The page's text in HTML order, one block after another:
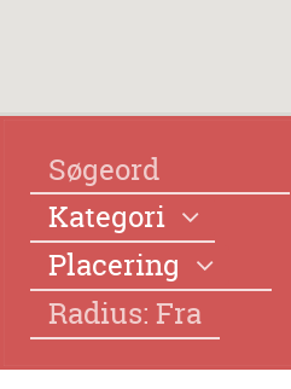
Kategori
Placering
Radius: Fra